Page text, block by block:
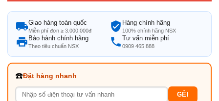
Giao hàng toàn quốc
Miễn phí đơn ≥ 3.000.000đ
Hàng chính hãng
100% chính hãng NSX
Bảo hành chính hãng
Theo tiêu chuẩn NSX
Tư vấn miễn phí
0909 465 888
☎️Đặt hàng nhanh
GẺI